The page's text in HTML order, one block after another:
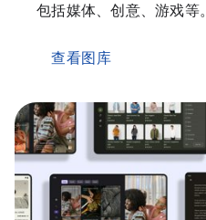
包括媒体、创意、游戏等。
查看图库